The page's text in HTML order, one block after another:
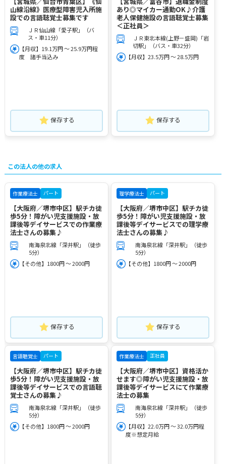
山線沿線》医療型障害児入所施
設での言語聴覚士募集です
ＪＲ仙山線「愛子駅」（バ
ス・車11分）
【月収】19.1万円 ～ 25.9万円程
度 諸手当込み
保存する
あり◎マイカー通勤OK♪介護
老人保健施設の言語聴覚士募集
＜正社員＞
ＪＲ東北本線(上野－盛岡)「岩
切駅」（バス・車32分）
【月収】23.5万円 ～ 28.5万円
保存する
この法人の他の求人
作業療法士 パート
【大阪府／堺市中区】駅チカ徒
歩5分！障がい児支援施設・放
課後等デイサービスでの作業療
法士さんの募集♪
南海泉北線「深井駅」（徒歩
5分）
【その他】1800円 ～ 2000円
保存する
理学療法士 パート
【大阪府／堺市中区】駅チカ徒
歩5分！障がい児支援施設・放
課後等デイサービスでの理学療
法士さんの募集♪
南海泉北線「深井駅」（徒歩
5分）
【その他】1800円 ～ 2000円
保存する
言語聴覚士 パート
【大阪府／堺市中区】駅チカ徒
歩5分！障がい児支援施設・放
課後等デイサービスでの言語聴
覚士さんの募集♪
南海泉北線「深井駅」（徒歩
5分）
【その他】1800円 ～ 2000円
作業療法士 正社員
【大阪府／堺市中区】資格活か
せます◎障がい児支援施設・放
課後等デイサービスにて作業療
法士の募集
南海泉北線「深井駅」（徒歩
5分）
【月収】22.0万円 ～ 32.0万円程
度※想定月給